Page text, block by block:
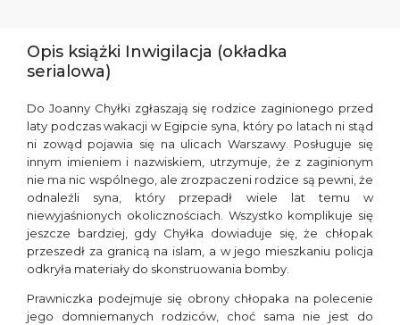
Opis książki Inwigilacja (okładka
serialowa)
Do Joanny Chyłki zgłaszają się rodzice zaginionego przed
laty podczas wakacji w Egipcie syna, który po latach ni stąd
ni zowąd pojawia się na ulicach Warszawy. Posługuje się
innym imieniem i nazwiskiem, utrzymuje, że z zaginionym
nie ma nic wspólnego, ale zrozpaczeni rodzice są pewni, że
odnaleźli syna, który przepadł wiele lat temu w
niewyjaśnionych okolicznościach. Wszystko komplikuje się
jeszcze bardziej, gdy Chyłka dowiaduje się, że chłopak
przeszedł za granicą na islam, a w jego mieszkaniu policja
odkryła materiały do skonstruowania bomby.
Prawniczka podejmuje się obrony chłopaka na polecenie
jego domniemanych rodziców, choć sama nie jest do